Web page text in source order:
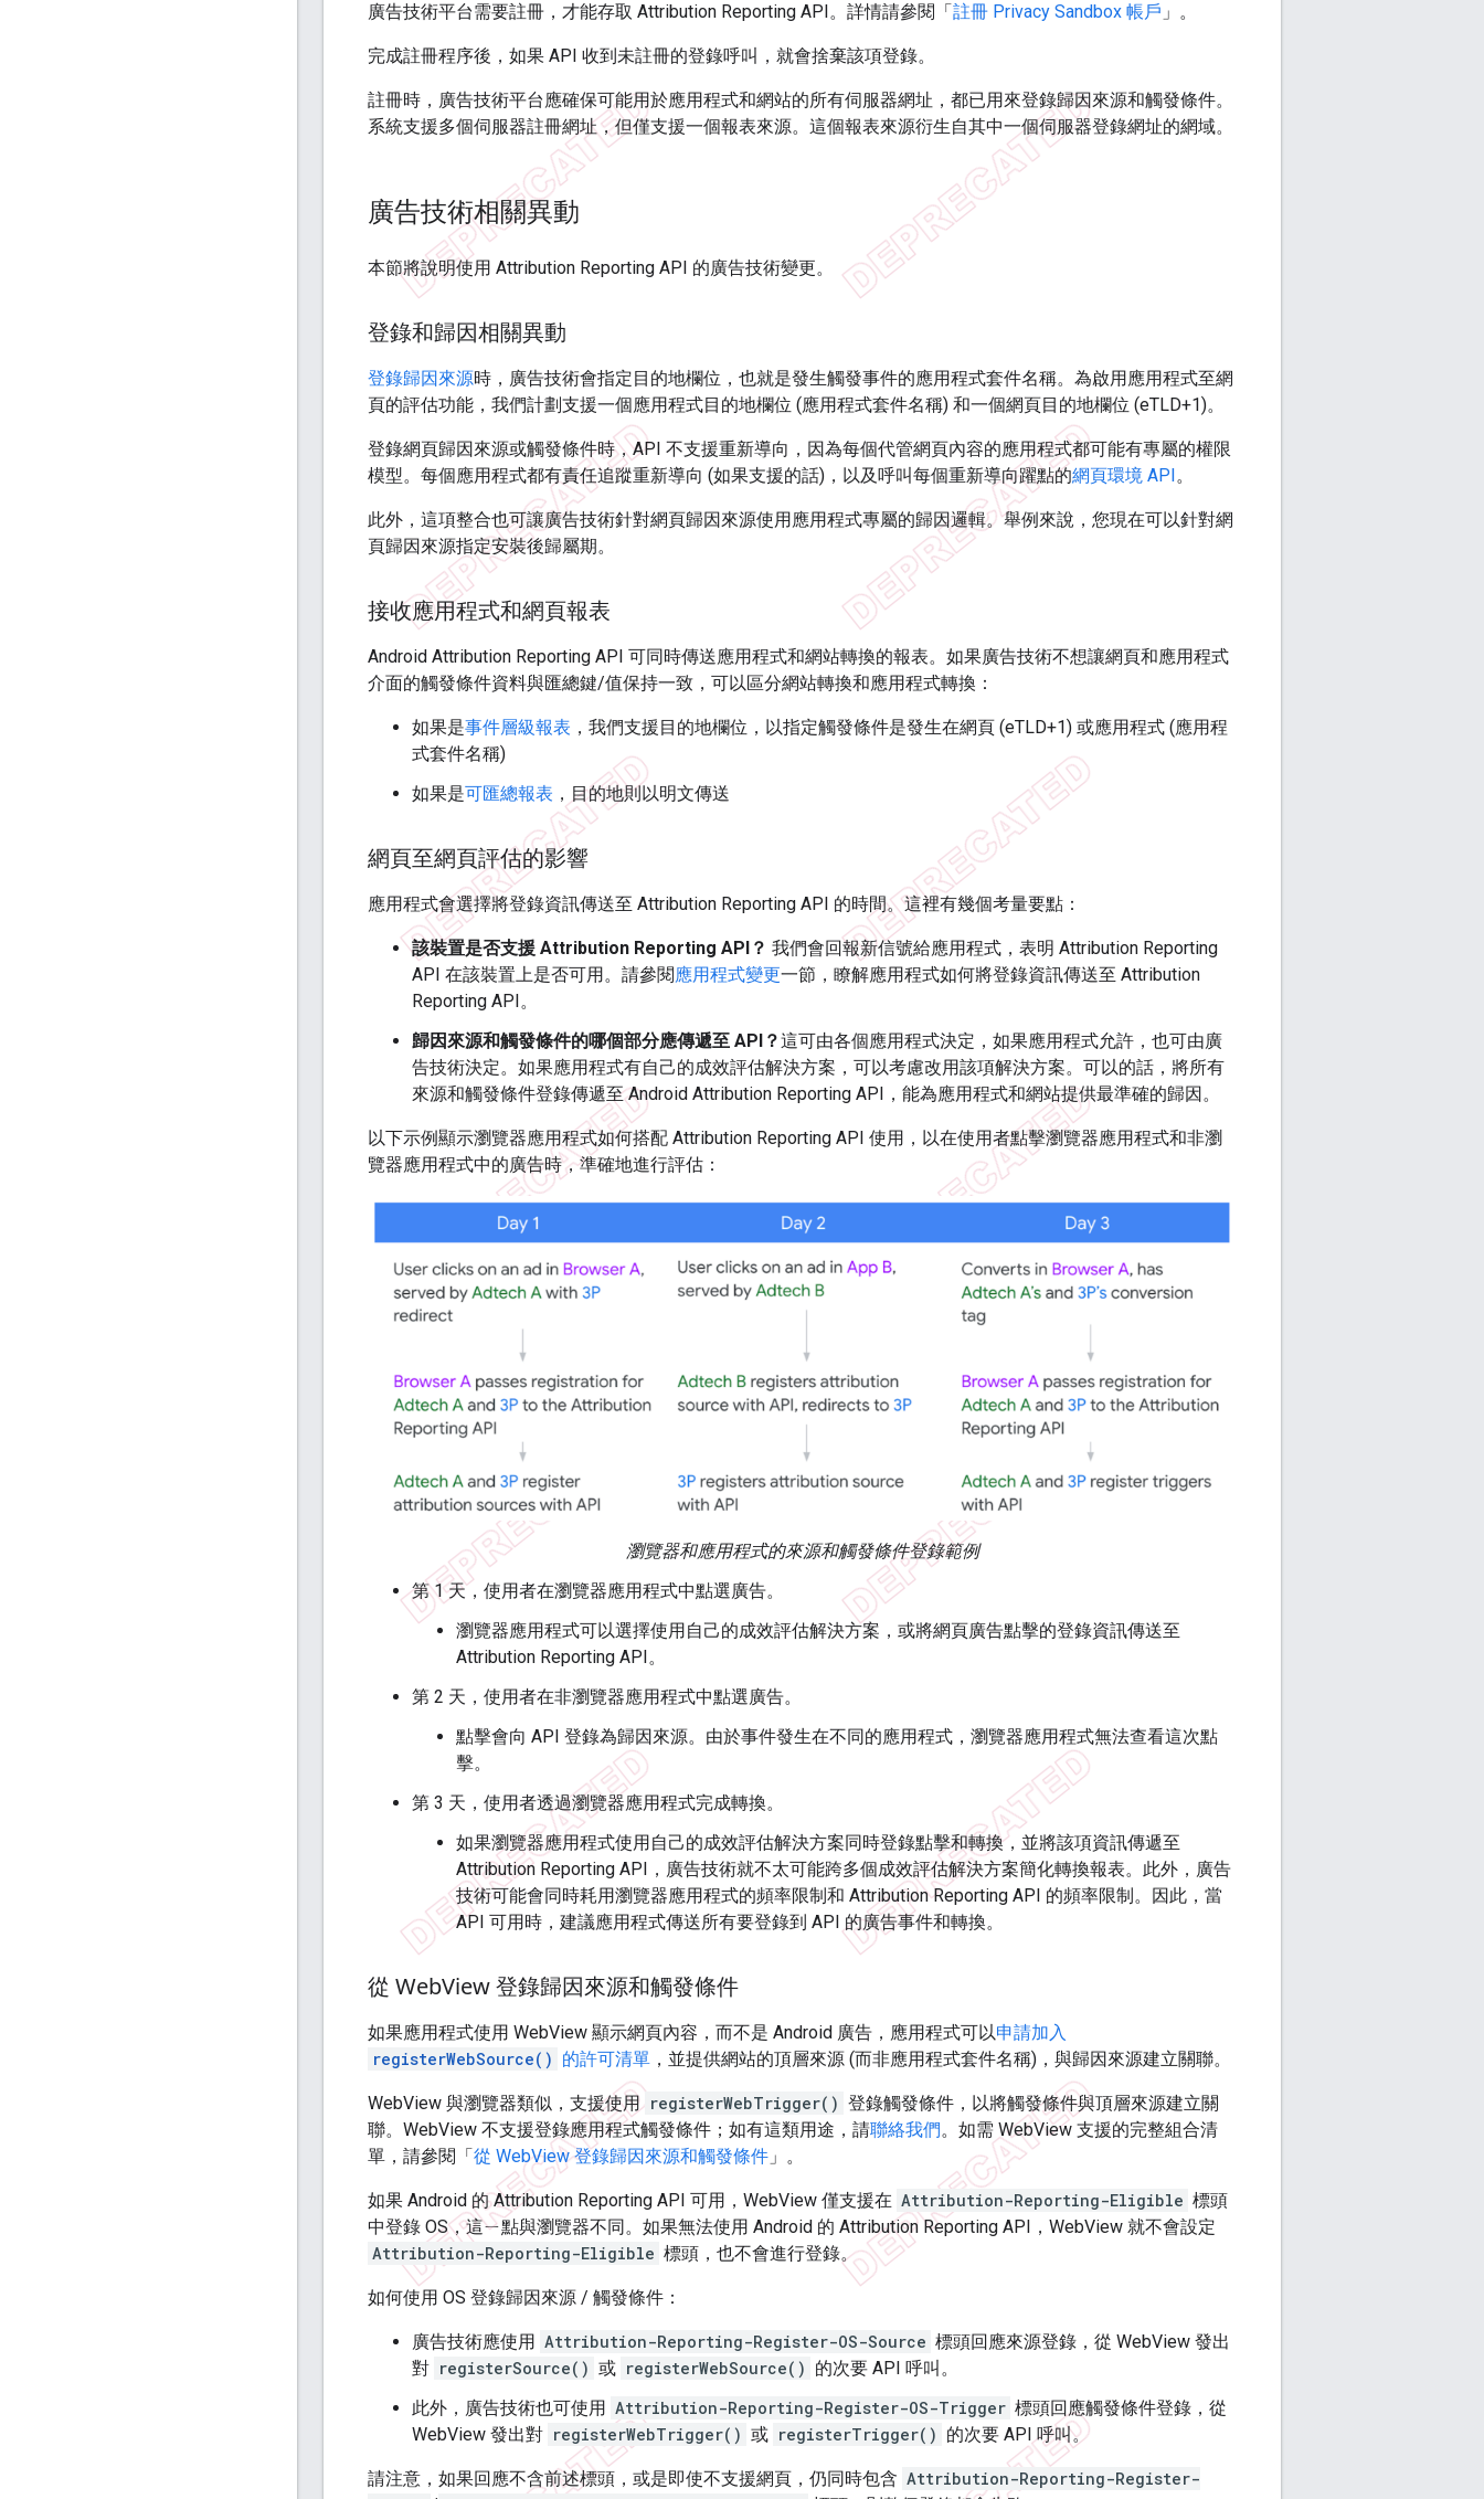
廣告技術平台需要註冊，才能存取 Attribution Reporting API。詳情請參閱「 註冊 Privacy Sandbox 帳戶 」。
完成註冊程序後，如果 API 收到未註冊的登錄呼叫，就會捨棄該項登錄。
註冊時，廣告技術平台應確保可能用於應用程式和網站的所有伺服器網址，都已用來登錄歸因來源和觸發條件。
系統支援多個伺服器註冊網址，但僅支援一個報表來源。這個報表來源衍生自其中一個伺服器登錄網址的網域。
廣告技術相關異動
本節將說明使用 Attribution Reporting API 的廣告技術變更。
登錄和歸因相關異動
登錄歸因來源時，廣告技術會指定目的地欄位，也就是發生觸發事件的應用程式套件名稱。為啟用應用程式至網
頁的評估功能，我們計劃支援一個應用程式目的地欄位 (應用程式套件名稱) 和一個網頁目的地欄位 (eTLD+1)。
登錄網頁歸因來源或觸發條件時，API 不支援重新導向，因為每個代管網頁內容的應用程式都可能有專屬的權限
模型。每個應用程式都有責任追蹤重新導向 (如果支援的話)，以及呼叫每個重新導向躍點的網頁環境 API 。
此外，這項整合也可讓廣告技術針對網頁歸因來源使用應用程式專屬的歸因邏輯。舉例來說，您現在可以針對網
頁歸因來源指定安裝後歸屬期。
接收應用程式和網頁報表
Android Attribution Reporting API 可同時傳送應用程式和網站轉換的報表。如果廣告技術不想讓網頁和應用程式
介面的觸發條件資料與匯總鍵/值保持一致，可以區分網站轉換和應用程式轉換：
如果是事件層級報表 ，我們支援目的地欄位，以指定觸發條件是發生在網頁 (eTLD+1) 或應用程式 (應用程
式套件名稱)
如果是可匯總報表 ，目的地則以明文傳送
網頁至網頁評估的影響
應用程式會選擇將登錄資訊傳送至 Attribution Reporting API 的時間。這裡有幾個考量要點：
該裝置是否支援 Attribution Reporting API？ 我們會回報新信號給應用程式，表明 Attribution Reporting
API 在該裝置上是否可用。請參閱應用程式變更一節，瞭解應用程式如何將登錄資訊傳送至 Attribution
Reporting API。
歸因來源和觸發條件的哪個部分應傳遞至 API？這可由各個應用程式決定，如果應用程式允許，也可由廣
告技術決定。如果應用程式有自己的成效評估解決方案，可以考慮改用該項解決方案。可以的話，將所有
來源和觸發條件登錄傳遞至 Android Attribution Reporting API，能為應用程式和網站提供最準確的歸因。
以下示例顯示瀏覽器應用程式如何搭配 Attribution Reporting API 使用，以在使用者點擊瀏覽器應用程式和非瀏
覽器應用程式中的廣告時，準確地進行評估：
瀏覽器和應用程式的來源和觸發條件登錄範例
第 1 天，使用者在瀏覽器應用程式中點選廣告。
瀏覽器應用程式可以選擇使用自己的成效評估解決方案，或將網頁廣告點擊的登錄資訊傳送至
Attribution Reporting API。
第 2 天，使用者在非瀏覽器應用程式中點選廣告。
點擊會向 API 登錄為歸因來源。由於事件發生在不同的應用程式，瀏覽器應用程式無法查看這次點
擊。
第 3 天，使用者透過瀏覽器應用程式完成轉換。
如果瀏覽器應用程式使用自己的成效評估解決方案同時登錄點擊和轉換，並將該項資訊傳遞至
Attribution Reporting API，廣告技術就不太可能跨多個成效評估解決方案簡化轉換報表。此外，廣告
技術可能會同時耗用瀏覽器應用程式的頻率限制和 Attribution Reporting API 的頻率限制。因此，當
API 可用時，建議應用程式傳送所有要登錄到 API 的廣告事件和轉換。
從 WebView 登錄歸因來源和觸發條件
如果應用程式使用 WebView 顯示網頁內容，而不是 Android 廣告，應用程式可以申請加入
registerWebSource() 的許可清單 ，並提供網站的頂層來源 (而非應用程式套件名稱)，與歸因來源建立關聯。
WebView 與瀏覽器類似，支援使用 registerWebTrigger() 登錄觸發條件，以將觸發條件與頂層來源建立關
聯。WebView 不支援登錄應用程式觸發條件；如有這類用途，請聯絡我們。如需 WebView 支援的完整組合清
單，請參閱「從 WebView 登錄歸因來源和觸發條件 」。
如果 Android 的 Attribution Reporting API 可用，WebView 僅支援在 Attribution-Reporting-Eligible 標頭
中登錄 OS，這ㄧ點與瀏覽器不同。如果無法使用 Android 的 Attribution Reporting API，WebView 就不會設定
Attribution-Reporting-Eligible 標頭，也不會進行登錄。
如何使用 OS 登錄歸因來源 / 觸發條件：
廣告技術應使用 Attribution-Reporting-Register-OS-Source 標頭回應來源登錄，從 WebView 發出
對 registerSource() 或 registerWebSource() 的次要 API 呼叫。
此外，廣告技術也可使用 Attribution-Reporting-Register-OS-Trigger 標頭回應觸發條件登錄，從
WebView 發出對 registerWebTrigger() 或 registerTrigger() 的次要 API 呼叫。
請注意，如果回應不含前述標頭，或是即使不支援網頁，仍同時包含 Attribution-Reporting-Register-